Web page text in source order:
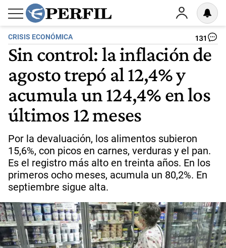
CRISIS ECONÓMICA 131
Sin control: la inflación de
agosto trepó al 12,4% y
acumula un 124,4% en los
últimos 12 meses
Por la devaluación, los alimentos subieron
15,6%, con picos en carnes, verduras y el pan.
Es el registro más alto en treinta años. En los
primeros ocho meses, acumula un 80,2%. En
septiembre sigue alta.